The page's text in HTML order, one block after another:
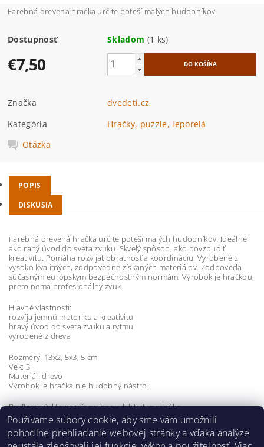
Farebná drevená hračka určite poteší malých hudobníkov.
Dostupnosť Skladom (1 ks)
€7,50
Značka
dvedeti.cz
Kategória
Hračky, puzzle, leporelá
Otázka
POPIS
DISKUSIA
Farebná drevená hračka určite poteší malých hudobníkov. Ideálne
ako raný úvod do sveta zvuku. Skvelý spôsob, ako povzbudiť
kreativitu. Pomáha rozvíjať obratnosť a koordináciu. Vyrobené z
vysoko kvalitných, zodpovedne získaných materiálov. Zodpovedá
súčasným európskym bezpečnostným normám. Výrobok je hračkou,
preto nemá profesionálny zvuk.
Hlavné vlastnosti:
rozvíja jemnú motoriku a kreativitu
hravý úvod do sveta zvuku a rytmu
vyrobené z dreva
Rozmery: 13x2, 5x3, 5 cm
Vek: 3+
Materiál: drevo
Výrobok je hračka nie hudobný nástroj
Buďte prvý, kto napíše príspevok k tejto položke.
Pridať komentár
Používame súbory cookie, aby sme vám umožnili
pohodlné prehliadanie webovej stránky a vďaka analýze